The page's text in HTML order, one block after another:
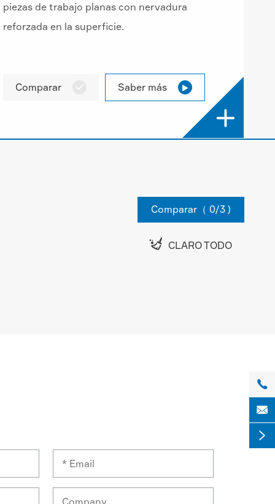
piezas de trabajo planas con nervadura
reforzada en la superficie.
Comparar  Saber más 

Comparar（ 0/3 )
 CLARO TODO


